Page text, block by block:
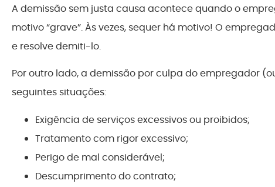
A demissão sem justa causa acontece quando o
motivo “grave”. Às vezes, sequer há motivo! O
e resolve demiti-lo.
Por outro lado, a demissão por culpa do empregador
seguintes situações:
Exigência de serviços excessivos ou proibidos;
Tratamento com rigor excessivo;
Perigo de mal considerável;
Descumprimento do contrato;